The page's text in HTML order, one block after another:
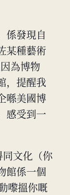
係發現自
某種藝術
為博物
，提醒我
喺美國博
感受到一
同文化（你
館係一個
嚟搵你嘅